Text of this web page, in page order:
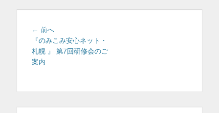
投
稿
ナ
ビ
← 前へ
の
投
『のみこみ安心ネット・
札幌 』 第7回研修会のご
案内